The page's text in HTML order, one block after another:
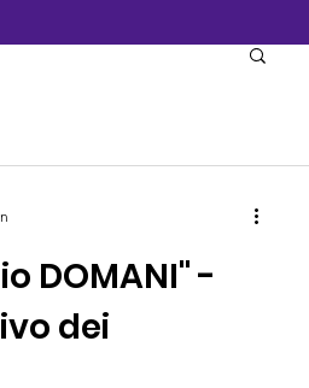
DOMANI" -
dei